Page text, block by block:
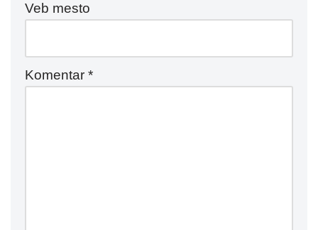
Veb mesto
Komentar *